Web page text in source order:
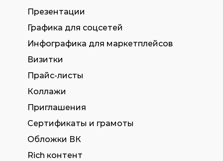
Презентации
Графика для соцсетей
Инфографика для маркетплейсов
Визитки
Прайс-листы
Коллажи
Приглашения
Сертификаты и грамоты
Обложки ВК
Rich контент